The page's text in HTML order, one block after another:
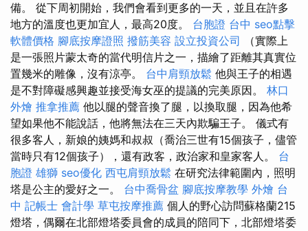
備。 從下周初開始，我們會看到更多的一天，並且在許多
地方的溫度也更加宜人，最高20度。 台胞證 台中 seo點擊
軟體價格 腳底按摩證照 撥筋美容 設立投資公司 （實際上
是一張照片蒙太奇的當代明信片之一，描繪了距離其真實位
置幾米的雕像，沒有涼亭。 台中肩頸放鬆 他與王子的相遇
是不對障礙感興趣並接受海女巫的提議的完美原因。 林口
外燴 推拿推薦 他以腿的聲音換了腿，以換取腿，因為他希
望如果他不能說話，他將無法在三天內欺騙王子。 儀式有
很多客人，新娘的姨媽和叔叔（喬治三世有15個孩子，儘管
當時只有12個孩子），還有政客，政治家和皇家客人。 台
胞證 雄獅 seo優化 西屯肩頸放鬆 在研究法律範圍內，照明
塔是公主的愛好之一。 台中喬骨盆 腳底按摩教學 外燴 台
中 記帳士 會計學 草屯按摩推薦 個人的野心訪問蘇格蘭215
燈塔，偶爾在北部燈塔委員會的成員的陪同下，北部燈塔委